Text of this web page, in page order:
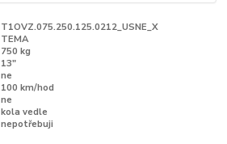
T1OVZ.075.250.125.0212_USNE_X
TEMA
750 kg
13"
ne
100 km/hod
ne
kola vedle
nepotřebuji